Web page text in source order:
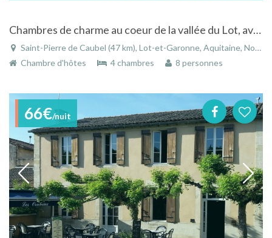
Chambres de charme au coeur de la vallée du Lot, avec piscine et tennis
Saint-Pierre de Caubel (47 km), Lot-et-Garonne, Aquitaine, Nouvelle-Aquitaine, France
Chambre d'hôtes
4 chambres 8 personnes
66€/nuit